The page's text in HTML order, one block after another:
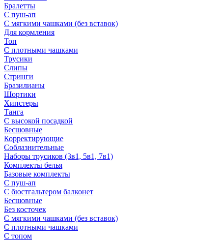
Бралетты
С пуш-ап
С мягкими чашками (без вставок)
Для кормления
Топ
С плотными чашками
Трусики
Слипы
Стринги
Бразилианы
Шортики
Хипстеры
Танга
С высокой посадкой
Бесшовные
Корректирующие
Соблазнительные
Наборы трусиков (3в1, 5в1, 7в1)
Комплекты белья
Базовые комплекты
С пуш-ап
С бюстгальтером балконет
Бесшовные
Без косточек
С мягкими чашками (без вставок)
С плотными чашками
С топом